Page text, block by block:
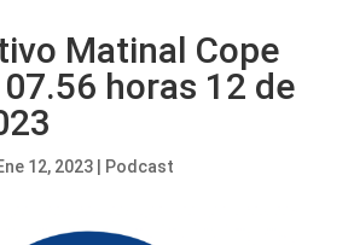
Matinal Cope
horas 12 de
12, 2023| Podcast